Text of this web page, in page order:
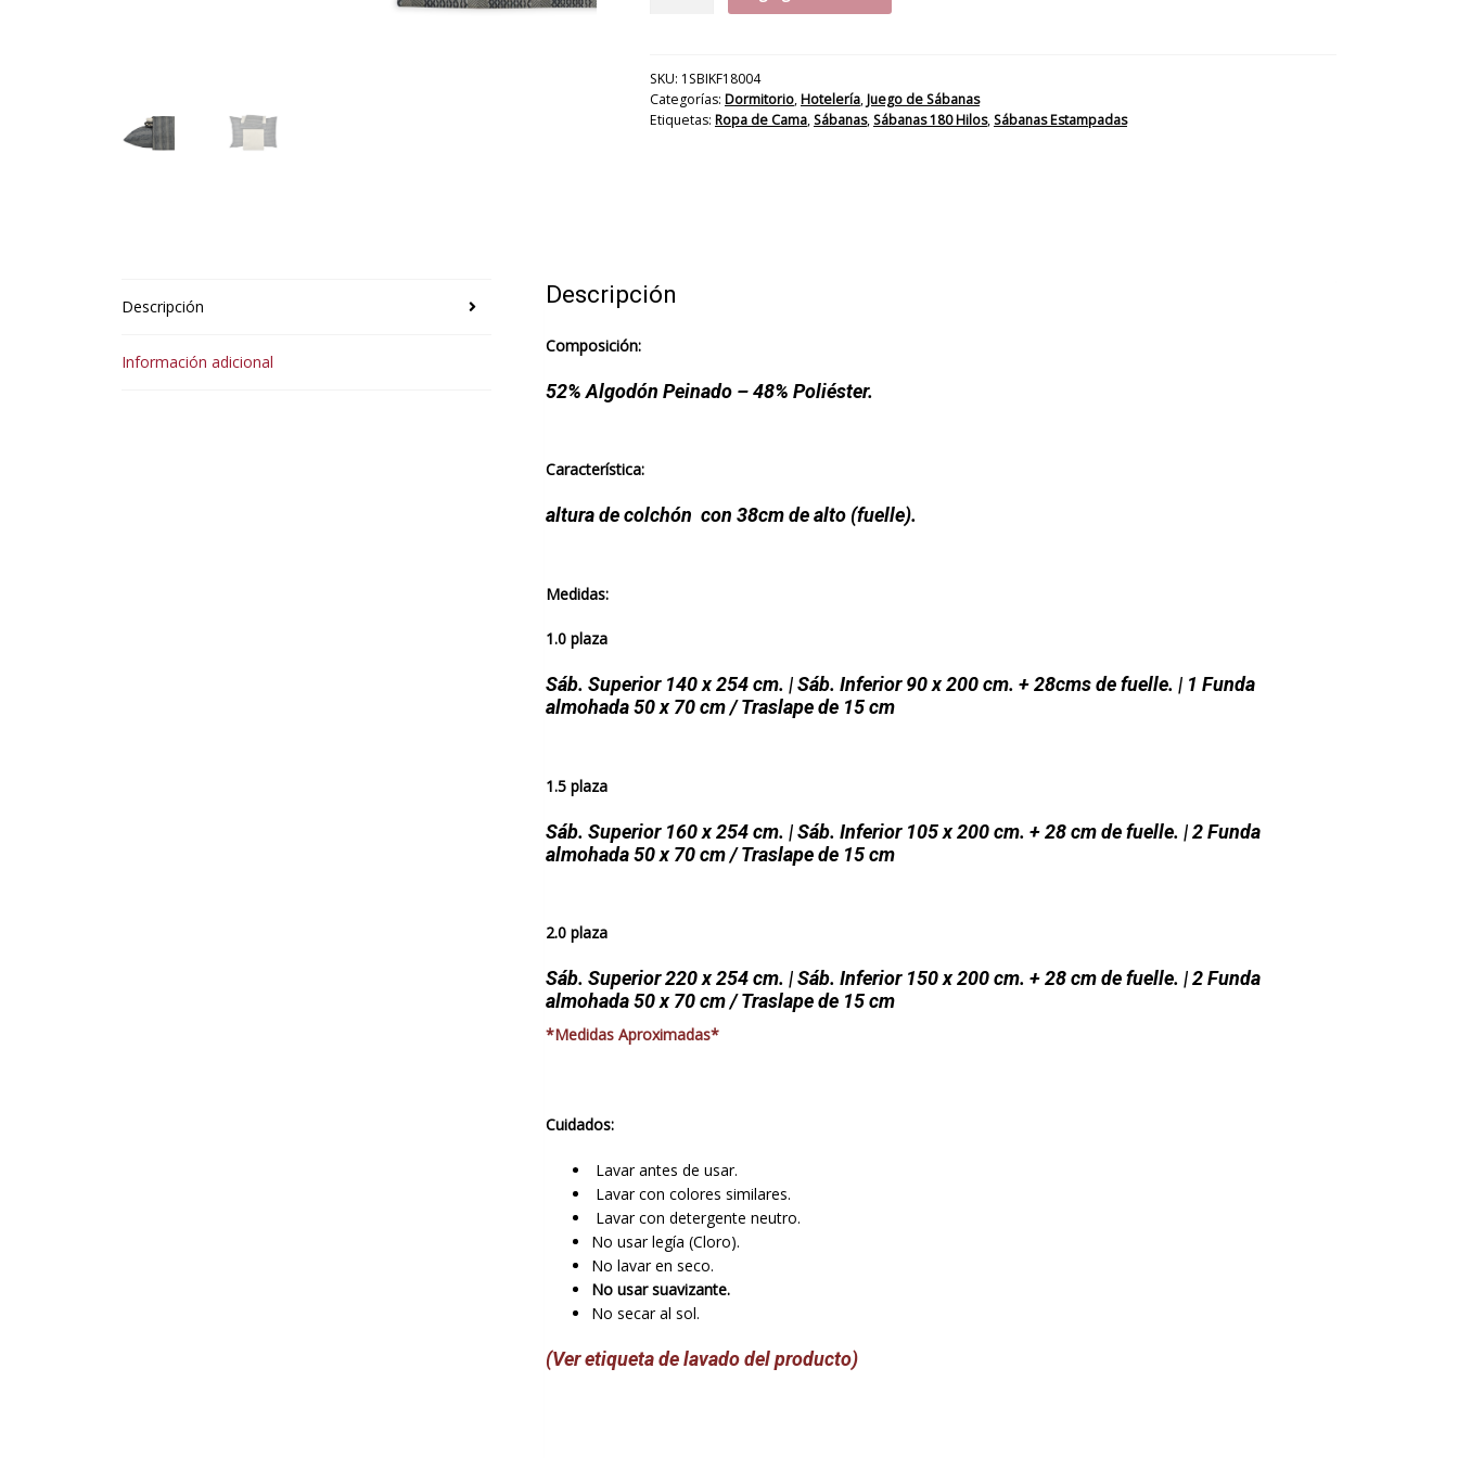
180H
cantidad
SKU: 1SBIKF18004
Categorías: Dormitorio,Hotelería,Juego de Sábanas
Etiquetas: Ropa de Cama,Sábanas,Sábanas 180 Hilos,Sábanas Estampadas
Descripción
Información adicional
Descripción
Composición:
52% Algodón Peinado – 48% Poliéster.
Característica:
altura de colchón con 38cm de alto (fuelle).
Medidas:
1.0 plaza
Sáb. Superior 140 x 254 cm. | Sáb. Inferior 90 x 200 cm. + 28cms de fuelle. | 1 Funda
almohada 50 x 70 cm / Traslape de 15 cm
1.5 plaza
Sáb. Superior 160 x 254 cm. | Sáb. Inferior 105 x 200 cm. + 28 cm de fuelle. | 2 Funda
almohada 50 x 70 cm / Traslape de 15 cm
2.0 plaza
Sáb. Superior 220 x 254 cm. | Sáb. Inferior 150 x 200 cm. + 28 cm de fuelle. | 2 Funda
almohada 50 x 70 cm / Traslape de 15 cm
*Medidas Aproximadas*
Cuidados:
Lavar antes de usar.
Lavar con colores similares.
Lavar con detergente neutro.
No usar legía (Cloro).
No lavar en seco.
No usar suavizante.
No secar al sol.
(Ver etiqueta de lavado del producto)